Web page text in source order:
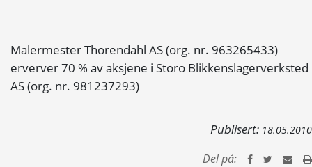
Malermester Thorendahl AS (org. nr. 963265433)
erverver 70 % av aksjene i Storo Blikkenslagerverksted
AS (org. nr. 981237293)
Publisert: 18.05.2010
Del på: